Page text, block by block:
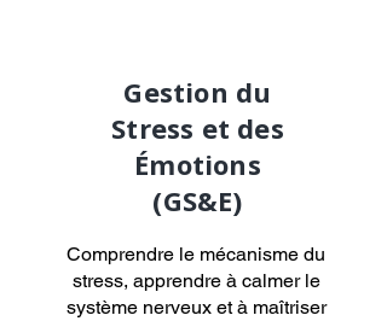
Gestion du
Stress et des
Émotions
(GS&E)
Comprendre le mécanisme du
stress, apprendre à calmer le
système nerveux et à maîtriser